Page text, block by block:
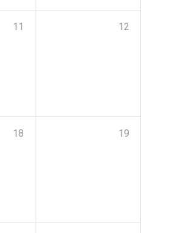
11 12
18 19